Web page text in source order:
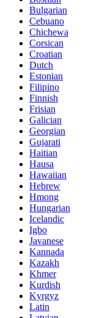
Bulgarian
Cebuano
Chichewa
Corsican
Croatian
Dutch
Estonian
Filipino
Finnish
Frisian
Galician
Georgian
Gujarati
Haitian
Hausa
Hawaiian
Hebrew
Hmong
Hungarian
Icelandic
Igbo
Javanese
Kannada
Kazakh
Khmer
Kurdish
Kyrgyz
Latin